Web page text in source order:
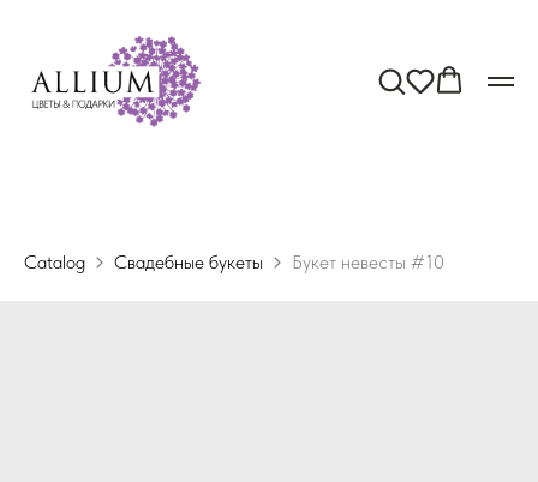
Catalog Свадебные букеты Букет невесты #10